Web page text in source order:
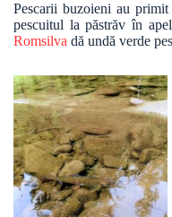
Pescarii buzoieni au
pescuitul la păstrăv în
Romsilva dă undă verde